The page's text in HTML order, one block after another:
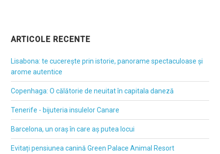
ARTICOLE RECENTE
Lisabona: te cucerește prin istorie, panorame spectaculoase și
arome autentice
Copenhaga: O călătorie de neuitat în capitala daneză
Tenerife - bijuteria insulelor Canare
Barcelona, un oraș în care aș putea locui
Evitați pensiunea canină Green Palace Animal Resort